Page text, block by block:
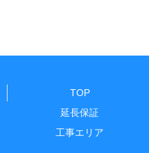
TOP
延長保証
工事エリア